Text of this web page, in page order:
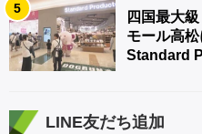
5
四国最大
モール高
Standard
LINE友だち追加